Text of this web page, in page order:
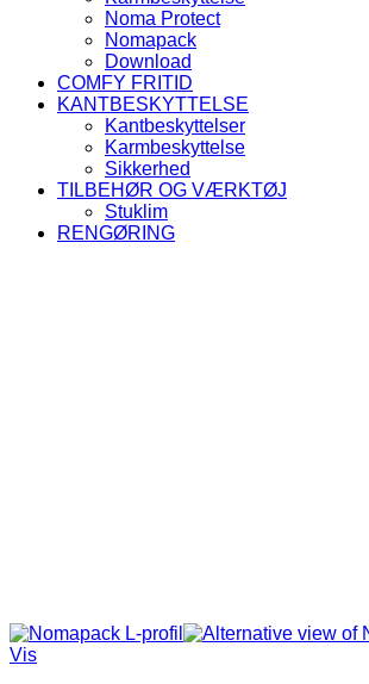
Noma Protect
Nomapack
Download
COMFY FRITID
KANTBESKYTTELSE
Kantbeskyttelser
Karmbeskyttelse
Sikkerhed
TILBEHØR OG VÆRKTØJ
Stuklim
RENGØRING
Vis